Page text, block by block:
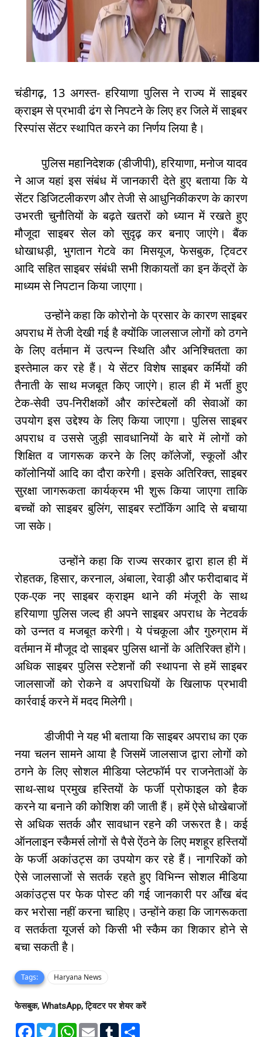
चंडीगढ़, 13 अगस्त- हरियाणा पुलिस ने राज्य में साइबर
क्राइम से प्रभावी ढंग से निपटने के लिए हर जिले में साइबर
रिस्पांस सेंटर स्थापित करने का निर्णय लिया है।
पुलिस महानिदेशक (डीजीपी), हरियाणा, मनोज यादव
ने आज यहां इस संबंध में जानकारी देते हुए बताया कि ये
सेंटर डिजिटलीकरण और तेजी से आधुनिकीकरण के कारण
उभरती चुनौतियों के बढ़ते खतरों को ध्यान में रखते हुए
मौजूदा साइबर सेल को सुदृढ़ कर बनाए जाएंगे। बैंक
धोखाधड़ी, भुगतान गेटवे का मिसयूज, फेसबुक, ट्विटर
आदि सहित साइबर संबंधी सभी शिकायतों का इन केंद्रों के
माध्यम से निपटान किया जाएगा।
उन्होंने कहा कि कोरोनो के प्रसार के कारण साइबर
अपराध में तेजी देखी गई है क्योंकि जालसाज लोगों को ठगने
के लिए वर्तमान में उत्पन्न स्थिति और अनिश्चितता का
इस्तेमाल कर रहे हैं। ये सेंटर विशेष साइबर कर्मियों की
तैनाती के साथ मजबूत किए जाएंगे। हाल ही में भर्ती हुए
टेक-सेवी उप-निरीक्षकों और कांस्टेबलों की सेवाओं का
उपयोग इस उद्देश्य के लिए किया जाएगा। पुलिस साइबर
अपराध व उससे जुड़ी सावधानियों के बारे में लोगों को
शिक्षित व जागरूक करने के लिए कॉलेजों, स्कूलों और
कॉलोनियों आदि का दौरा करेगी। इसके अतिरिक्त, साइबर
सुरक्षा जागरूकता कार्यक्रम भी शुरू किया जाएगा ताकि
बच्चों को साइबर बुलिंग, साइबर स्टॉकिंग आदि से बचाया
जा सके।
उन्होंने कहा कि राज्य सरकार द्वारा हाल ही में
रोहतक, हिसार, करनाल, अंबाला, रेवाड़ी और फरीदाबाद में
एक-एक नए साइबर क्राइम थाने की मंजूरी के साथ
हरियाणा पुलिस जल्द ही अपने साइबर अपराध के नेटवर्क
को उन्नत व मजबूत करेगी। ये पंचकूला और गुरुग्राम में
वर्तमान में मौजूद दो साइबर पुलिस थानों के अतिरिक्त होंगे।
अधिक साइबर पुलिस स्टेशनों की स्थापना से हमें साइबर
जालसाजों को रोकने व अपराधियों के खिलाफ प्रभावी
कार्रवाई करने में मदद मिलेगी।
डीजीपी ने यह भी बताया कि साइबर अपराध का एक
नया चलन सामने आया है जिसमें जालसाज द्वारा लोगों को
ठगने के लिए सोशल मीडिया प्लेटफॉर्म पर राजनेताओं के
साथ-साथ प्रमुख हस्तियों के फर्जी प्रोफाइल को हैक
करने या बनाने की कोशिश की जाती हैं। हमें ऐसे धोखेबाजों
से अधिक सतर्क और सावधान रहने की जरूरत है। कई
ऑनलाइन स्कैमर्स लोगों से पैसे ऐंठने के लिए मशहूर हस्तियों
के फर्जी अकांउट्स का उपयोग कर रहे हैं। नागरिकों को
ऐसे जालसाजों से सतर्क रहते हुए विभिन्न सोशल मीडिया
अकांउट्स पर फेक पोस्ट की गई जानकारी पर आँख बंद
कर भरोसा नहीं करना चाहिए। उन्होंने कहा कि जागरूकता
व सतर्कता यूजर्स को किसी भी स्कैम का शिकार होने से
बचा सकती है।
Tags: Haryana News
फेसबुक, WhatsApp, ट्विटर पर शेयर करें
F
T
W
E
T